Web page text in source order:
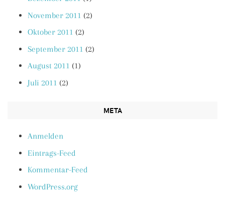
November 2011 (2)
Oktober 2011 (2)
September 2011 (2)
August 2011 (1)
Juli 2011 (2)
META
Anmelden
Eintrags-Feed
Kommentar-Feed
WordPress.org